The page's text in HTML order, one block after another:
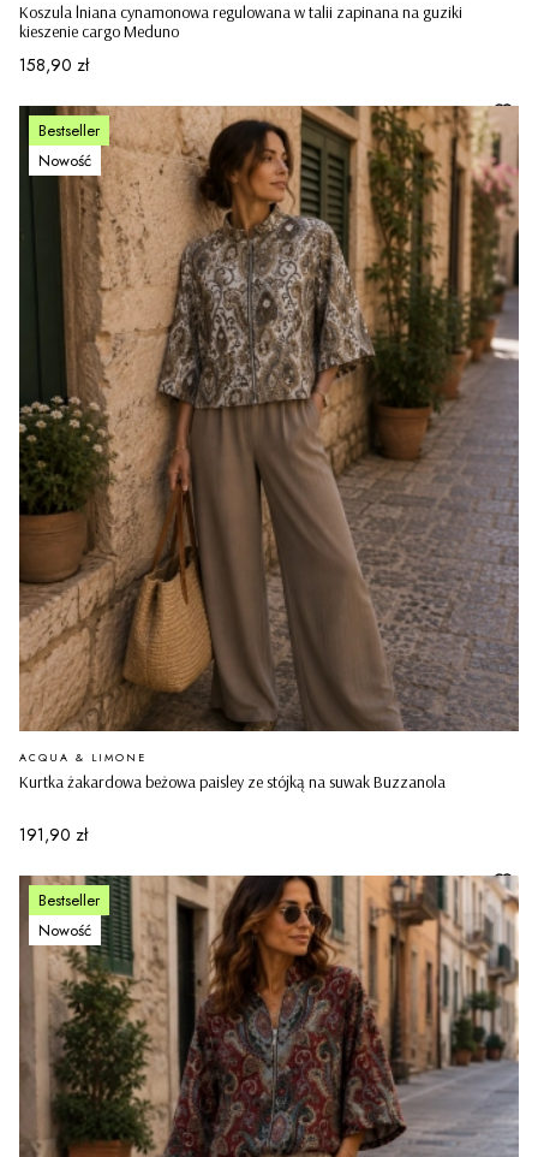
Koszula lniana cynamonowa regulowana w talii zapinana na guziki
kieszenie cargo Meduno
Cena
158,90 zł
Bestseller
Nowość
Kurtka żakardowa beżowa paisley ze stójką na suwak Buzzanola
PRODUCENT
ACQUA & LIMONE
Cena
191,90 zł
Bestseller
Nowość